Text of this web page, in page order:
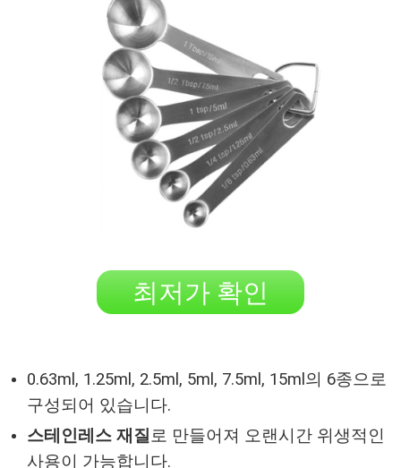
최저가 확인
0.63ml, 1.25ml, 2.5ml, 5ml, 7.5ml, 15ml의 6종으로
구성되어 있습니다.
스테인레스 재질로 만들어져 오랜시간 위생적인
사용이 가능합니다.